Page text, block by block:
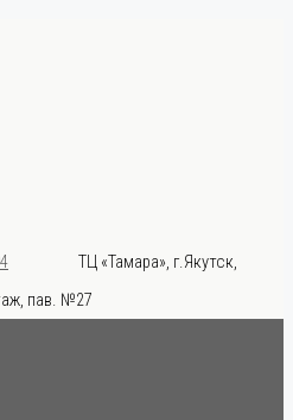
ТЦ «Тамара», г.Якутск,
пав. №27